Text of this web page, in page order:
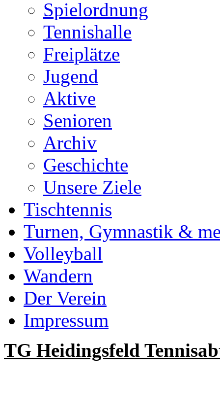
Spielordnung
Tennishalle
Freiplätze
Jugend
Aktive
Senioren
Archiv
Geschichte
Unsere Ziele
Tischtennis
Turnen, Gymnastik &
Volleyball
Wandern
Der Verein
Impressum
TG Heidingsfeld